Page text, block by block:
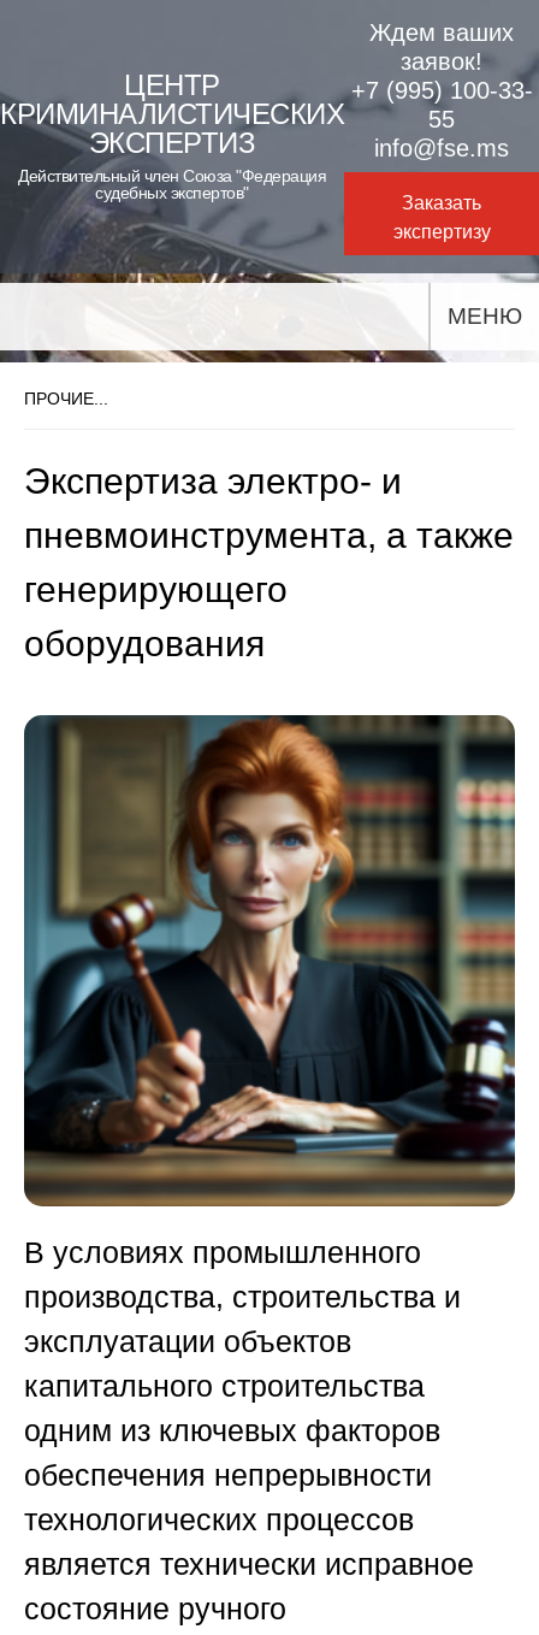
content
ЦЕНТР
КРИМИНАЛИСТИЧЕСКИХ
ЭКСПЕРТИЗ
Действительный член Союза "Федерация
судебных экспертов"
Ждем ваших
заявок!
+7 (995) 100-33-
55
info@fse.ms
Заказать
экспертизу
МЕНЮ
ПРОЧИЕ...
Экспертиза электро- и
пневмоинструмента, а также
генерирующего
оборудования
В условиях промышленного
производства, строительства и
эксплуатации объектов
капитального строительства
одним из ключевых факторов
обеспечения непрерывности
технологических процессов
является технически исправное
состояние ручного